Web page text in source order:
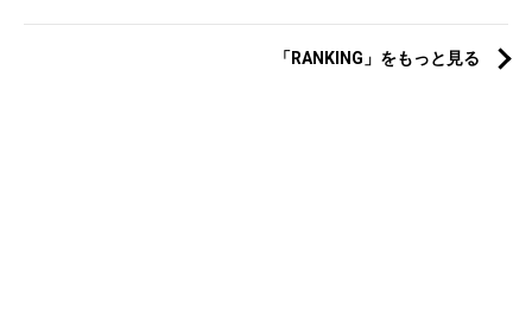
「RANKING」をもっと見る